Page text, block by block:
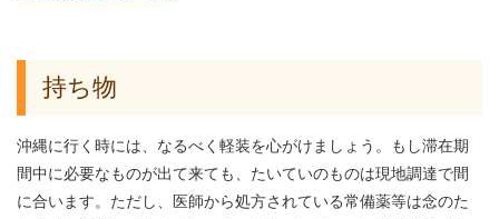
持ち物
沖縄に行く時には、なるべく軽装を心がけましょう。もし滞在期
間中に必要なものが出て来ても、たいていのものは現地調達で間
に合います。ただし、医師から処方されている常備薬等は念のた